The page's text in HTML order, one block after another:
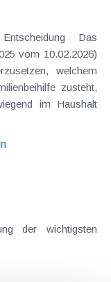
Das
vom 10.02.2026)
welchem
zusteht,
im Haushalt
der wichtigsten